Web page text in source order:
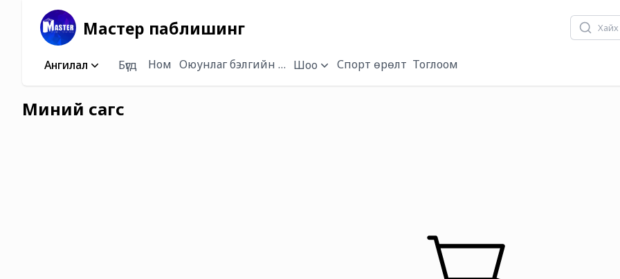
Мастер паблишинг
Ангилал Бүгд Ном Оюунлаг бэлгийн багц /Хүүхдийн баярын/
Шоо Спорт өрөлт Тоглоом
Миний сагс